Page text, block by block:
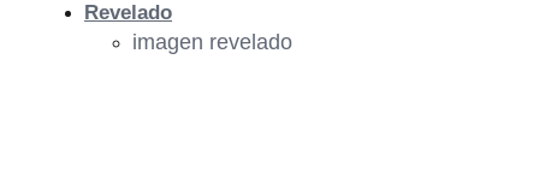
Revelado
imagen revelado